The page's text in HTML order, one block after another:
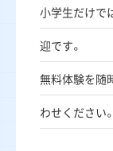
小学生だけで
迎です。
無料体験を随
わせください。